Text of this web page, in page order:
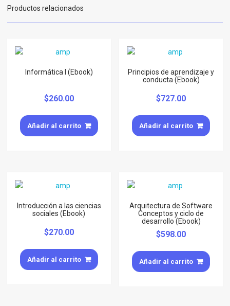
Productos relacionados
Informática I (Ebook)
$260.00
Añadir al carrito
Principios de aprendizaje y
conducta (Ebook)
$727.00
Añadir al carrito
Introducción a las ciencias
sociales (Ebook)
$270.00
Añadir al carrito
Arquitectura de Software
Conceptos y ciclo de
desarrollo (Ebook)
$598.00
Añadir al carrito